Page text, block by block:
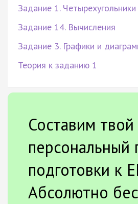
Задание 1. Четырехугольники
Задание 14. Вычисления
Задание 3. Графики и
Теория к заданию 1
Составим твой
персональный
подготовки к
Абсолютно